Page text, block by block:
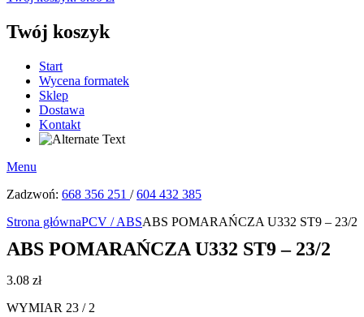
Twój koszyk
Start
Wycena formatek
Sklep
Dostawa
Kontakt
Menu
Zadzwoń: 668 356 251 /604 432 385
Strona głównaPCV / ABSABS POMARAŃCZA U332 ST9 – 23/2
ABS POMARAŃCZA U332 ST9 – 23/2
3.08 zł
WYMIAR 23 / 2